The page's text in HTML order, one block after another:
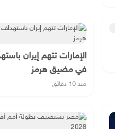
الإمارات تتهم إيران
في مضيق هرمز
منذ 10 دقائق